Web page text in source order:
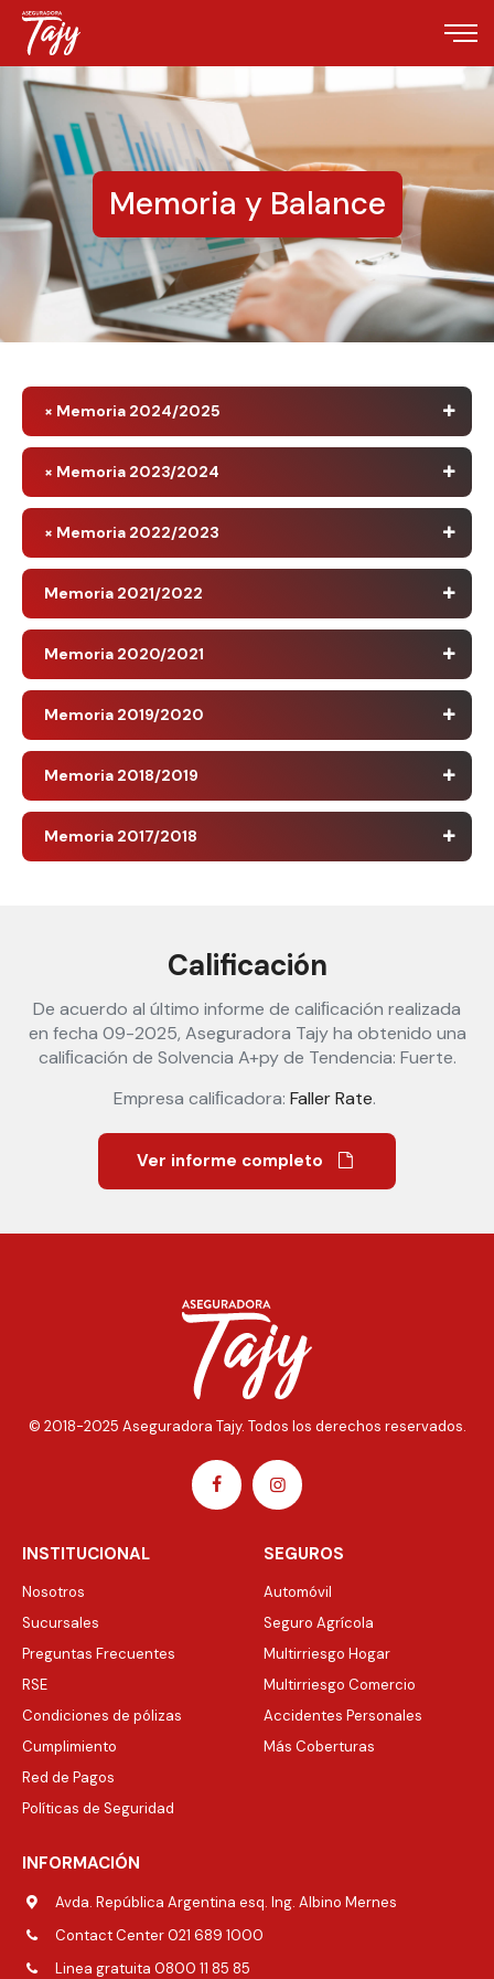
Memoria y Balance
× Memoria 2024/2025
× Memoria 2023/2024
× Memoria 2022/2023
Memoria 2021/2022
Memoria 2020/2021
Memoria 2019/2020
Memoria 2018/2019
Memoria 2017/2018
Calificación
De acuerdo al último informe de caliﬁcación realizada
en fecha 09-2025, Aseguradora Tajy ha obtenido una
caliﬁcación de Solvencia A+py de Tendencia: Fuerte.
Empresa caliﬁcadora: Faller Rate.
Ver informe completo
© 2018-2025 Aseguradora Tajy. Todos los derechos reservados.
INSTITUCIONAL
Nosotros
Sucursales
Preguntas Frecuentes
RSE
Condiciones de pólizas
Cumplimiento
Red de Pagos
Políticas de Seguridad
SEGUROS
Automóvil
Seguro Agrícola
Multirriesgo Hogar
Multirriesgo Comercio
Accidentes Personales
Más Coberturas
INFORMACIÓN
Avda. República Argentina esq. Ing. Albino Mernes
Contact Center 021 689 1000
Linea gratuita 0800 11 85 85